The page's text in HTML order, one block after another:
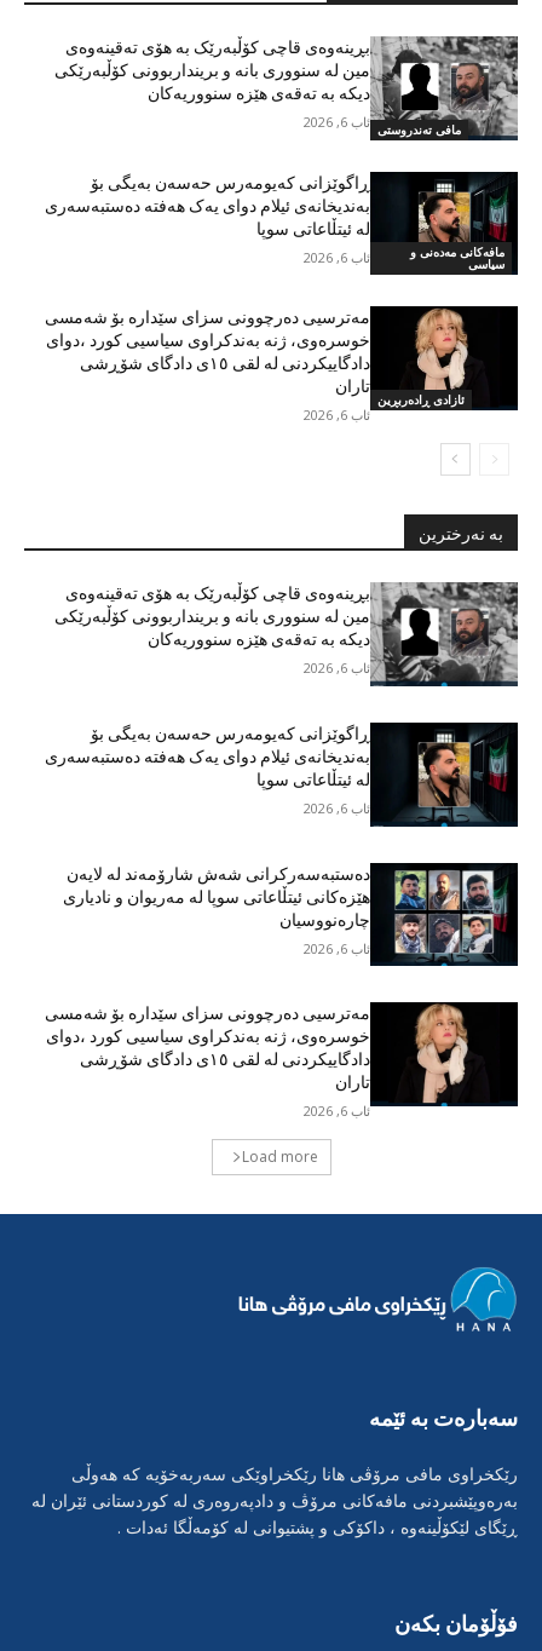
مافی تەندروستی
بڕینەوەی قاچی کۆڵبەرێک بە هۆی تەقینەوەی
مین لە سنووری بانە و برینداربوونی کۆڵبەرێکی
دیکە بە تەقەی هێزە سنووریەکان
ئاب 6, 2026
مافەکانی مەدەنی و
سیاسی
ڕاگوێزانی کەیومەرس حەسەن بەیگی بۆ
بەندیخانەی ئیلام دوای یەک هەفتە دەستبەسەری
لە ئیتڵاعاتی سوپا
ئاب 6, 2026
ئازادی ڕادەربڕین
مەترسیی دەرچوونی سزای سێدارە بۆ شەمسی
خوسرەوی، ژنە بەندکراوی سیاسیی کورد ،دوای
دادگاییکردنی لە لقی ١٥ی دادگای شۆڕشی
تاران
ئاب 6, 2026
بە نەرخترین
بڕینەوەی قاچی کۆڵبەرێک بە هۆی تەقینەوەی
مین لە سنووری بانە و برینداربوونی کۆڵبەرێکی
دیکە بە تەقەی هێزە سنووریەکان
ئاب 6, 2026
ڕاگوێزانی کەیومەرس حەسەن بەیگی بۆ
بەندیخانەی ئیلام دوای یەک هەفتە دەستبەسەری
لە ئیتڵاعاتی سوپا
ئاب 6, 2026
دەستبەسەرکرانی شەش شارۆمەند لە لایەن
هێزەکانی ئیتڵاعاتی سوپا لە مەریوان و نادیاری
چارەنووسیان
ئاب 6, 2026
مەترسیی دەرچوونی سزای سێدارە بۆ شەمسی
خوسرەوی، ژنە بەندکراوی سیاسیی کورد ،دوای
دادگاییکردنی لە لقی ١٥ی دادگای شۆڕشی
تاران
ئاب 6, 2026
Load more
فۆڵۆمان بکەن
سەبارەت بە ئێمە
رێکخراوی مافی مرۆڤی هانا رێکخراوێکی سەربەخۆیە کە هەوڵی
بەرەوپێشبردنی مافەکانی مرۆڤ و دادپەروەری لە کوردستانی ئێران لە
ڕێگای لێکۆڵینەوە ، داکۆکی و پشتیوانی لە کۆمەڵگا ئەدات .